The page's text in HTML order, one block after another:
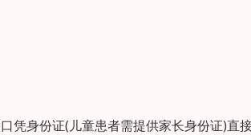
凭身份证(儿童患者需提供家长身份证)直